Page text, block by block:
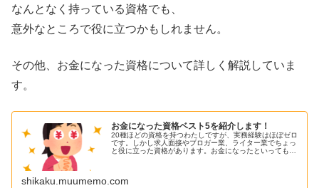
なんとなく持っている資格でも、
意外なところで役に立つかもしれません。
その他、お金になった資格について詳しく解説していま
す。
お金になった資格ベスト5を紹介します！
20種ほどの資格を持つわたしですが、実務経験はほぼゼロ
です。しかし求人面接やブロガー業、ライター業でちょっ
と役に立った資格があります。お金になったといっても数
shikaku.muumemo.com